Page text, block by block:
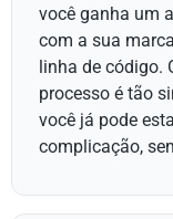
você ganha um
com a sua
linha de código.
processo é tão
você já pode
complicação,